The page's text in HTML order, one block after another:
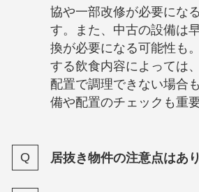
協や一部改修が必要にな
す。また、中古の設備は
換が必要になる可能性も
する飲食内容によっては
配置で調理できない場合
備や配置のチェックも重要
居抜き物件の注意点はあ